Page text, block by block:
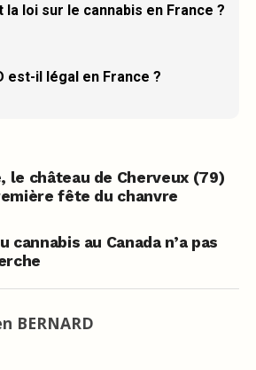
la loi sur le cannabis en France ?
est-il légal en France ?
le château de Cherveux (79)
fête du chanvre
cannabis au Canada n’a pas
BERNARD